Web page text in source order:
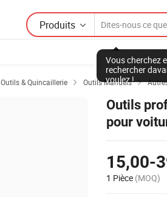
Produits
Vous cherchez
rechercher
voulez !
Outils & Quincaillerie  Outils Manuels 
Outils
pour
15,00-
1 Pièce (MOQ)